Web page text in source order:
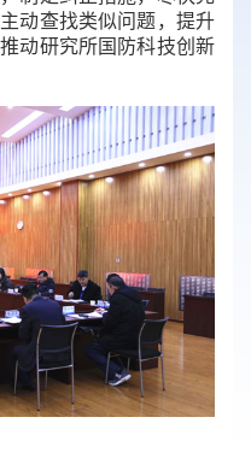
动查找类似问题，提升
动研究所国防科技创新